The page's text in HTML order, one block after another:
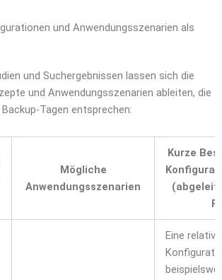
und Anwendungsszenarien als
und Suchergebnissen lassen sich die
und Anwendungsszenarien ableiten, die
Tagen entsprechen:
Mögliche
Anwendungsszenarien
Kurze
Eine relativ